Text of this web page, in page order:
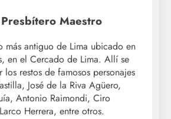
Maestro
más antiguo de Lima ubicado en
en el Cercado de Lima. Allí se
los restos de famosos personajes
José de la Riva Agüero,
Antonio Raimondi, Ciro
Herrera, entre otros.